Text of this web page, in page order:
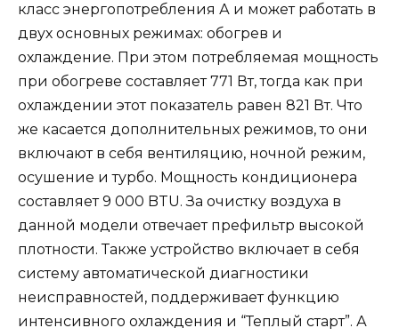
класс энергопотребления А и может работать в
двух основных режимах: обогрев и
охлаждение. При этом потребляемая мощность
при обогреве составляет 771 Вт, тогда как при
охлаждении этот показатель равен 821 Вт. Что
же касается дополнительных режимов, то они
включают в себя вентиляцию, ночной режим,
осушение и турбо. Мощность кондиционера
составляет 9 000 BTU. За очистку воздуха в
данной модели отвечает префильтр высокой
плотности. Также устройство включает в себя
систему автоматической диагностики
неисправностей, поддерживает функцию
интенсивного охлаждения и “Теплый старт”. А